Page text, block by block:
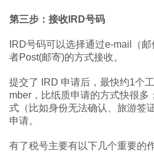
第三步：接收IRD号码
IRD号码可以选择通过e-mail（
者Post(邮寄)的方式接收。
提交了 IRD 申请后，最快约1个
mber，比纸质申请的方式快很多
式（比如身份无法确认、旅游签
申请。
有了税号主要有以下几个重要的